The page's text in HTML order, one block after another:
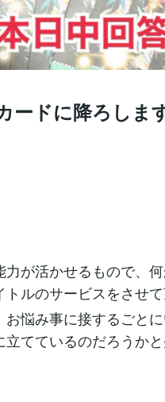
ードに降ろしま
が活かせるもので、
ルのサービスをさせて
お悩み事に接するごと
てているのだろうか